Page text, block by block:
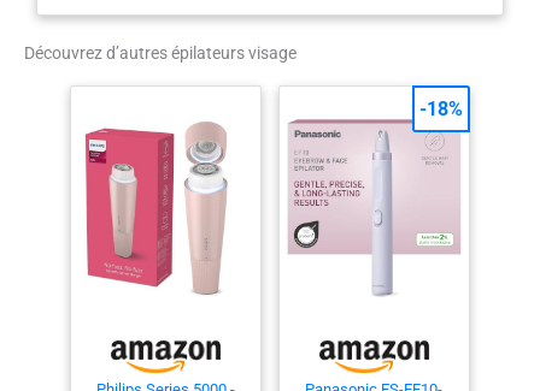
lisse, tonifiez pour un meilleur
Portable et rechargeable, idéal
pour transporter n’importe où
PRIMÉ PLUSIEURS FOIS :
Produit primé plusieurs fois et
recommandé par Skin Health
Découvrez d’autres épilateurs visage
-18%